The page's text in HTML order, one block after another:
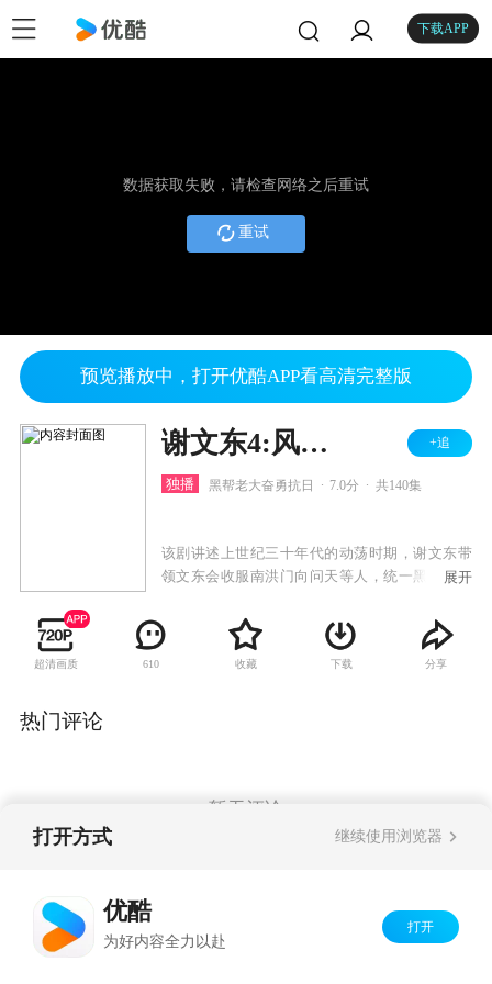
下载APP
数据获取失败，请检查网络之后重试
重试
预览播放中，打开优酷APP看高清完整版
谢文东4:风云再起之再战江湖 +追
独播 黑帮老大奋勇抗日 7.0分 共140集
该剧讲述上世纪三十年代的动荡时期，谢文东带
领文东会收服南洪门向问天等人，统一黑道。谢
产党，追随组织奋勇抗日的传奇故事。
展开
超清画质 610 收藏 下载 分享
热门评论
暂无评论
打开方式 继续使用浏览器
优酷
为好内容全力以赴
打开